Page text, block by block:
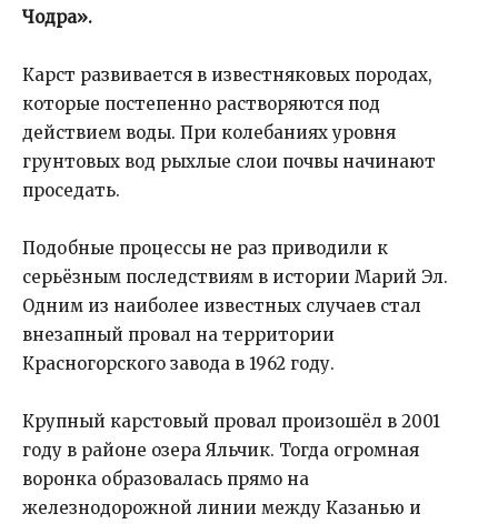
Чодра».
Карст развивается в известняковых породах,
которые постепенно растворяются под
действием воды. При колебаниях уровня
грунтовых вод рыхлые слои почвы начинают
проседать.
Подобные процессы не раз приводили к
серьёзным последствиям в истории Марий Эл.
Одним из наиболее известных случаев стал
внезапный провал на территории
Красногорского завода в 1962 году.
Крупный карстовый провал произошёл в 2001
году в районе озера Яльчик. Тогда огромная
воронка образовалась прямо на
железнодорожной линии между Казанью и